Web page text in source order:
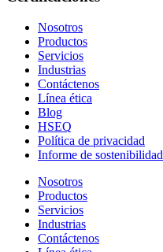
Nosotros
Productos
Servicios
Industrias
Contáctenos
Línea ética
Blog
HSEQ
Política de privacidad
Informe de sostenibilidad
Nosotros
Productos
Servicios
Industrias
Contáctenos